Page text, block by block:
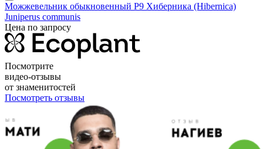
Можжевельник обыкновенный P9 Хиберника (Hibernica)
Juniperus communis
Цена по запросу
Посмотрите
видео-отзывы
от знаменитостей
Посмотреть отзывы